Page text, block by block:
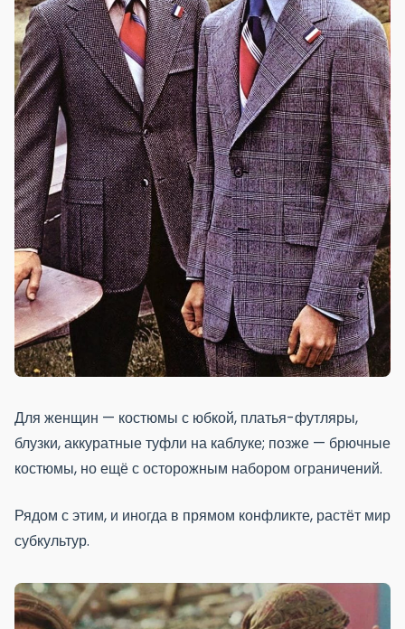
Для женщин — костюмы с юбкой, платья-футляры,
блузки, аккуратные туфли на каблуке; позже — брючные
костюмы, но ещё с осторожным набором ограничений.
Рядом с этим, и иногда в прямом конфликте, растёт мир
субкультур.